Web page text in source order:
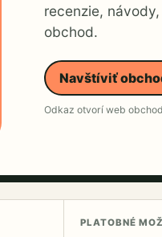
recenzie,
obchod.
Navštíviť
Odkaz otvorí web
PLATOBNÉ